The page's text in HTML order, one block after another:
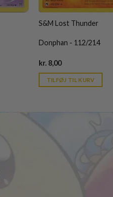
S&M Lost Thunder
Donphan - 112/214
kr.8,00Current
is:
kr. 39,95.
TILFØJ TIL KURV